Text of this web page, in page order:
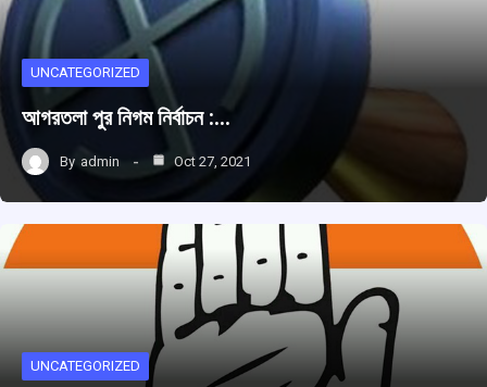
UNCATEGORIZED
আগরতলা পুর নিগম নির্বাচন :…
By admin Oct 27, 2021
UNCATEGORIZED